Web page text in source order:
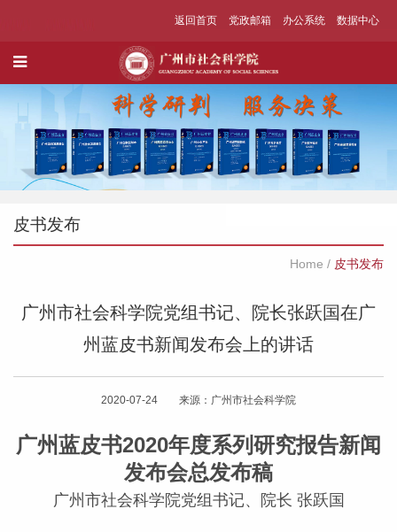
返回首页 党政邮箱 办公系统 数据中心
皮书发布
Home / 皮书发布
广州市社会科学院党组书记、院长张跃国在广
州蓝皮书新闻发布会上的讲话
2020-07-24 来源：广州市社会科学院
广州蓝皮书2020年度系列研究报告新闻
发布会总发布稿
广州市社会科学院党组书记、院长 张跃国